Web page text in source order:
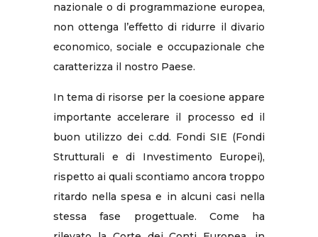
nazionale o di programmazione europea,
non ottenga l’effetto di ridurre il divario
economico, sociale e occupazionale che
caratterizza il nostro Paese.
In tema di risorse per la coesione appare
importante accelerare il processo ed il
buon utilizzo dei c.dd. Fondi SIE (Fondi
Strutturali e di Investimento Europei),
rispetto ai quali scontiamo ancora troppo
ritardo nella spesa e in alcuni casi nella
stessa fase progettuale. Come ha